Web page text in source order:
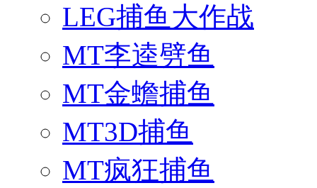
LEG捕鱼大作战
MT李逵劈鱼
MT金蟾捕鱼
MT3D捕鱼
MT疯狂捕鱼